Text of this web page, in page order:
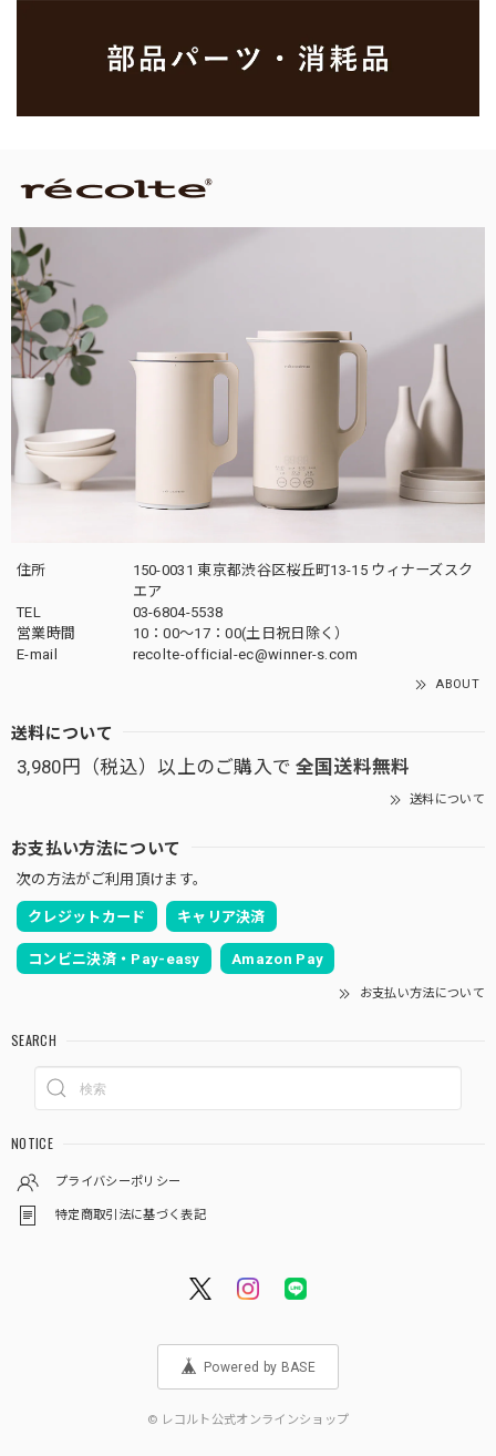
住所
150-0031 東京都渋谷区桜丘町13-15 ウィナーズスク
エア
TEL
03-6804-5538
営業時間
10：00〜17：00(土日祝日除く）
E-mail
recolte-official-ec@winner-s.com
ABOUT
送料について
3,980円（税込）以上のご購入で 全国送料無料
送料について
お支払い方法について
次の方法がご利用頂けます。
クレジットカード キャリア決済
コンビニ決済・Pay-easy Amazon Pay
お支払い方法について
SEARCH
NOTICE
プライバシーポリシー
特定商取引法に基づく表記
Powered by BASE
© レコルト公式オンラインショップ